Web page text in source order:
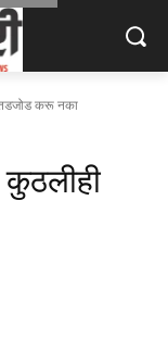
तडजोड करू नका
कुठलीही